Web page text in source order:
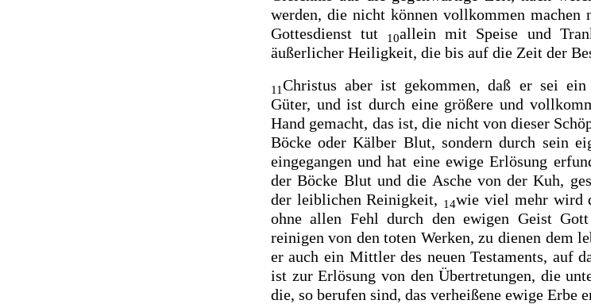
werden, die nicht können vollkommen machen
Gottesdienst tut
10allein mit Speise und
äußerlicher Heiligkeit, die bis auf die Zeit der
11Christus aber ist gekommen, daß er sei ein
Güter, und ist durch eine größere und
Hand gemacht, das ist, die nicht von dieser
Böcke oder Kälber Blut, sondern durch sein
eingegangen und hat eine ewige Erlösung
der Böcke Blut unddie Asche von der Kuh,
der leiblichen Reinigkeit, 14wie viel mehr wird
ohne allen Fehl durch den ewigen Geist
reinigen von den toten Werken, zu dienen dem
er auch ein Mittler des neuen Testaments, auf
ist zur Erlösung von den Übertretungen, die
die, so berufen sind, das verheißene ewige Erbe